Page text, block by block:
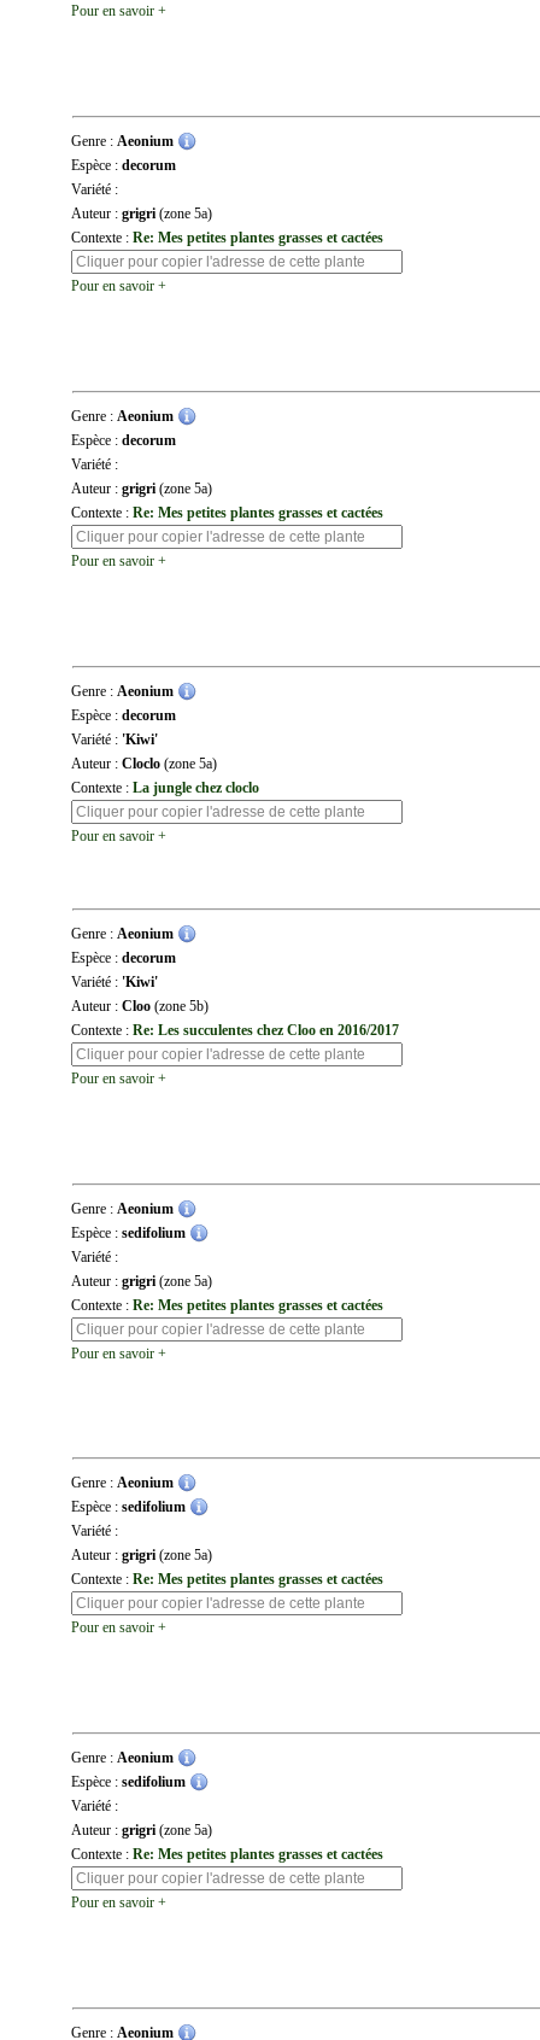
Pour en savoir +
Genre : Aeonium
Espèce : decorum
Variété :
Auteur : grigri (zone 5a)
Contexte : Re: Mes petites plantes grasses et cactées
Pour en savoir +
Genre : Aeonium
Espèce : decorum
Variété :
Auteur : grigri (zone 5a)
Contexte : Re: Mes petites plantes grasses et cactées
Pour en savoir +
Genre : Aeonium
Espèce : decorum
Variété : 'Kiwi'
Auteur : Cloclo (zone 5a)
Contexte : La jungle chez cloclo
Pour en savoir +
Genre : Aeonium
Espèce : decorum
Variété : 'Kiwi'
Auteur : Cloo (zone 5b)
Contexte : Re: Les succulentes chez Cloo en 2016/2017
Pour en savoir +
Genre : Aeonium
Espèce : sedifolium
Variété :
Auteur : grigri (zone 5a)
Contexte : Re: Mes petites plantes grasses et cactées
Pour en savoir +
Genre : Aeonium
Espèce : sedifolium
Variété :
Auteur : grigri (zone 5a)
Contexte : Re: Mes petites plantes grasses et cactées
Pour en savoir +
Genre : Aeonium
Espèce : sedifolium
Variété :
Auteur : grigri (zone 5a)
Contexte : Re: Mes petites plantes grasses et cactées
Pour en savoir +
Genre : Aeonium